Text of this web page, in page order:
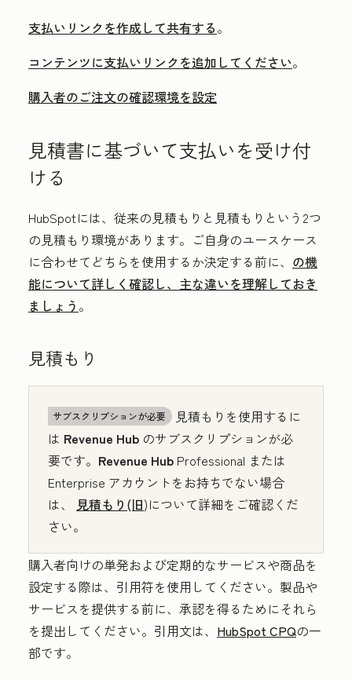
支払いリンクを作成して共有する。
コンテンツに支払いリンクを追加してください。
購入者のご注文の確認環境を設定
見積書に基づいて支払いを受け付
ける
HubSpotには、従来の見積もりと見積もりという2つ
の見積もり環境があります。ご自身のユースケース
に合わせてどちらを使用するか決定する前に、 の機
能について詳しく確認し、主な違いを理解しておき
ましょう 。
見積もり
サブスクリプションが必要
見積もりを使用するに
は Revenue Hub のサブスクリプションが必
要です。 Revenue Hub Professional または
Enterprise アカウントをお持ちでない場合
は、 見積もり(旧)について詳細をご確認くだ
さい。
購入者向けの単発および定期的なサービスや商品を
設定する際は、引用符を使用してください。製品や
サービスを提供する前に、承認を得るためにそれら
を提出してください。引用文は、 HubSpot CPQの一
部です。